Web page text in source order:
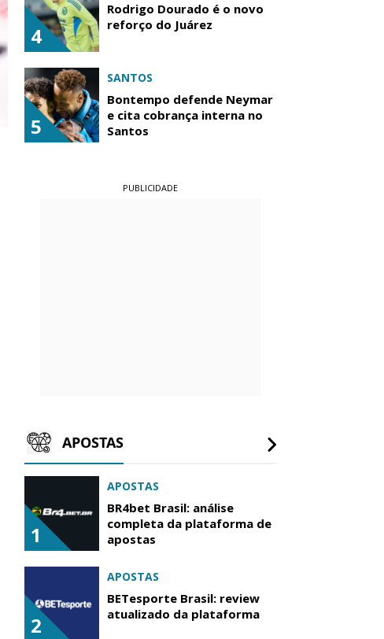
4
Rodrigo Dourado é o novo
reforço do Juárez
5
SANTOS
Bontempo defende Neymar
e cita cobrança interna no
Santos
PUBLICIDADE
APOSTAS
1
APOSTAS
BR4bet Brasil: análise
completa da plataforma de
apostas
2
APOSTAS
BETesporte Brasil: review
atualizado da plataforma